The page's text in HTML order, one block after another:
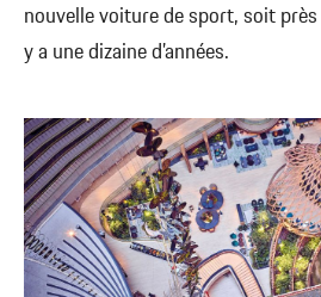
nouvelle voiture de sport, soit
y a une dizaine d’années.